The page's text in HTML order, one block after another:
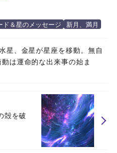
ド＆星のメッセージ 新月、満月
星、金星が星座を移動。無自
は運命的な出来事の始ま
殻を破